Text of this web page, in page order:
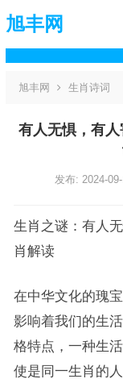
旭丰网
旭丰网 生肖诗词
有人无惧，有
发布: 2024-
生肖之谜：有人
肖解读
在中华文化的瑰
影响着我们的生
格特点，一种生
使是同一生肖的